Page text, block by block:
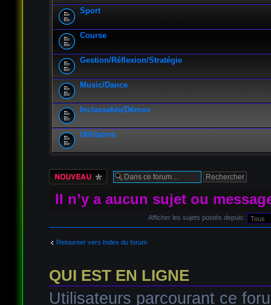
Sport
Course
Gestion/Réflexion/Stratégie
Music/Dance
Inclassable/Démos
Utilitaires
Écrire un nouveau
sujet
Il n’y a aucun sujet ou
Afficher les sujets postés depuis:
Retourner vers Index du forum
QUI EST EN LIGNE
Utilisateurs parcourant ce